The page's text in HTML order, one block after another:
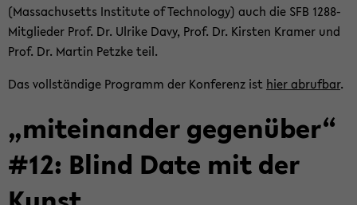
(Mas­sa­chu­setts In­sti­tu­te of Tech­no­lo­gy) auch die SFB 1288-​
Mitglieder Prof. Dr. Ul­ri­ke Davy, Prof. Dr. Kirs­ten Kra­mer und
Prof. Dr. Mar­tin Petz­ke teil.
Das voll­stän­di­ge Pro­gramm der Kon­fe­renz ist hier ab­ruf­bar.
„mit­ein­an­der ge­gen­über“
#12: Blind Date mit der